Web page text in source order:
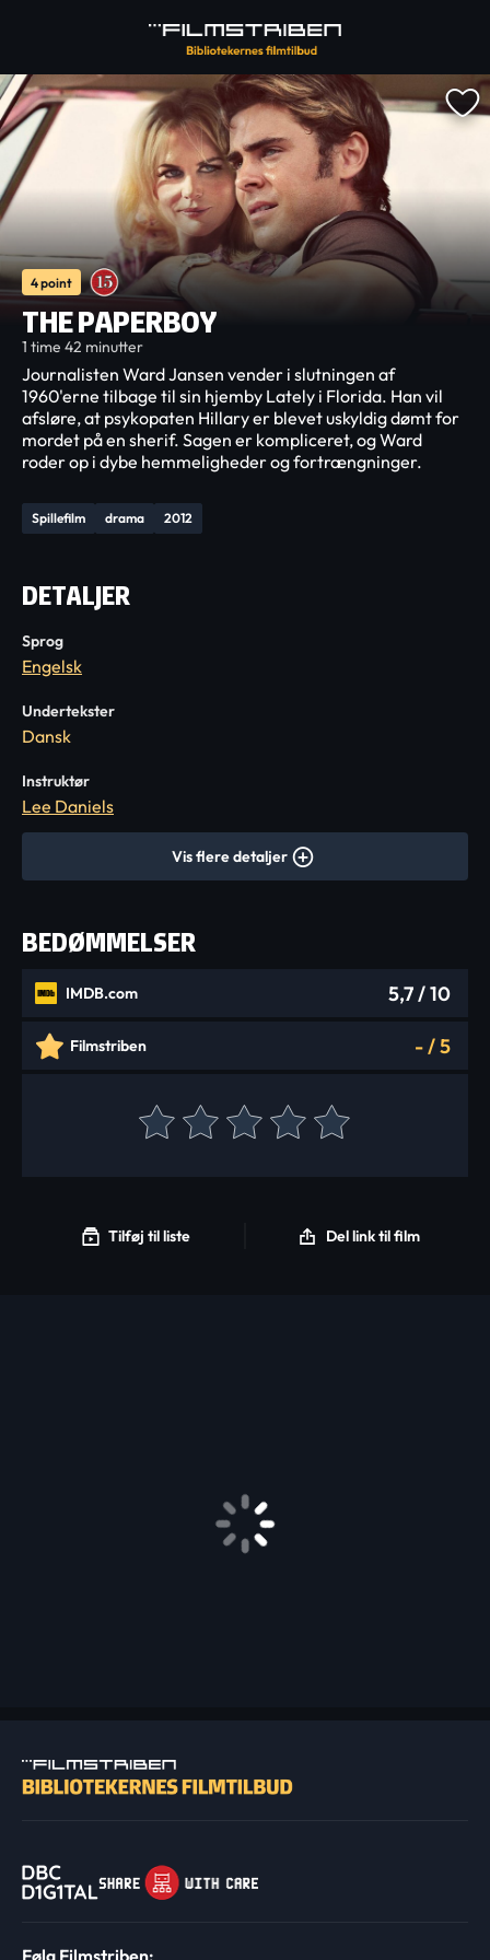
4 point
THE PAPERBOY
1 time 42 minutter
Spillefilm drama 2012
Journalisten Ward Jansen vender i slutningen af
1960'erne tilbage til sin hjemby Lately i Florida. Han vil
afsløre, at psykopaten Hillary er blevet uskyldig dømt for
mordet på en sherif. Sagen er kompliceret, og Ward
roder op i dybe hemmeligheder og fortrængninger.
DETALJER
Sprog
Engelsk
Undertekster
Dansk
Instruktør
Lee Daniels
Vis flere detaljer
BEDØMMELSER
IMDB.com 5,7/ 10
Filmstriben -/5
Tilføj til liste Del link til film
Følg Filmstriben: